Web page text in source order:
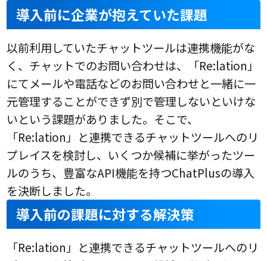
導入前に企業が抱えていた課題
以前利用していたチャットツールは連携機能がな
く、チャットでのお問い合わせは、「Re:lation」
にてメールや電話などのお問い合わせと一緒に一
元管理することができず別で管理しないといけな
いという課題がありました。そこで、
「Re:lation」と連携できるチャットツールへのリ
プレイスを検討し、いくつか候補に挙がったツー
ルのうち、豊富なAPI機能を持つChatPlusの導入
を決断しました。
導入前の課題に対する解決策
「Re:lation」と連携できるチャットツールへのリ